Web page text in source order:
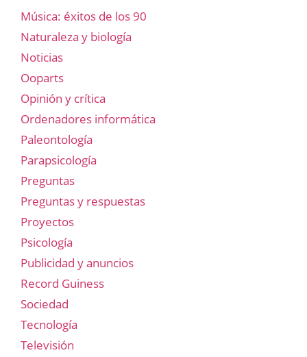
Música: éxitos de los 90
Naturaleza y biología
Noticias
Ooparts
Opinión y crítica
Ordenadores informática
Paleontología
Parapsicología
Preguntas
Preguntas y respuestas
Proyectos
Psicología
Publicidad y anuncios
Record Guiness
Sociedad
Tecnología
Televisión